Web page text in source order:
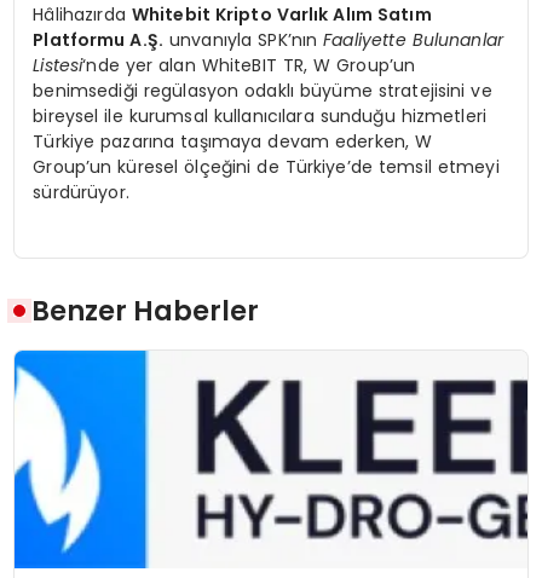
Hâlihazırda Whitebit Kripto Varlık Alım Satım
Platformu A.Ş. unvanıyla SPK’nınFaaliyette Bulunanlar
Listesi‘nde yer alan WhiteBIT TR, W Group’un
benimsediği regülasyon odaklı büyüme stratejisini ve
bireysel ile kurumsal kullanıcılara sunduğu hizmetleri
Türkiye pazarına taşımaya devam ederken, W
Group’un küresel ölçeğini de Türkiye’de temsil etmeyi
sürdürüyor.
Benzer Haberler